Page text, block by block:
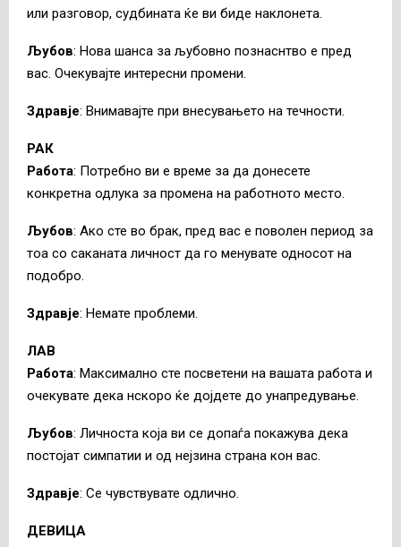
или разговор, судбината ќе ви биде наклонета.
Љубов: Нова шанса за љубовно познаснтво е пред
вас. Очекувајте интересни промени.
Здравје: Внимавајте при внесувањето на течности.
РАК
Работа: Потребно ви е време за да донесете
конкретна одлука за промена на работното место.
Љубов: Ако сте во брак, пред вас е поволен период за
тоа со саканата личност да го менувате односот на
подобро.
Здравје: Немате проблеми.
ЛАВ
Работа: Максимално сте посветени на вашата работа и
очекувате дека нскоро ќе дојдете до унапредување.
Љубов: Личноста која ви се допаѓа покажува дека
постојат симпатии и од нејзина страна кон вас.
Здравје: Се чувствувате одлично.
ДЕВИЦА